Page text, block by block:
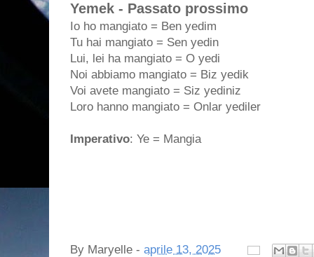
Yemek - Passato prossimo
Io ho mangiato = Ben yedim
Tu hai mangiato = Sen yedin
Lui, lei ha mangiato = O yedi
Noi abbiamo mangiato = Biz yedik
Voi avete mangiato = Siz yediniz
Loro hanno mangiato = Onlar yediler
Imperativo: Ye = Mangia
By Maryelle - aprile 13, 2025